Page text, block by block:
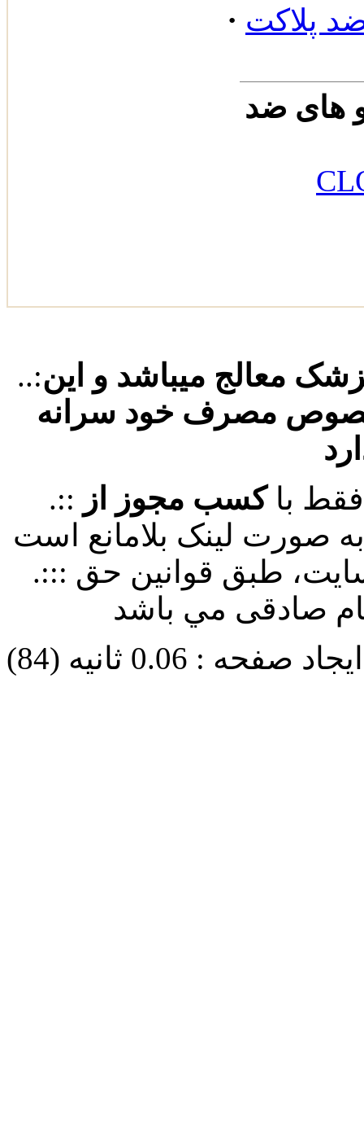
· پلاکت
های ضد
..:معالج میباشد و این
خصوص مصرف خود سرانه
.::
باکسب مجوز از
.::: طبق قوانین حق
صادقی مي باشد
: 0.06 ثانیه (84)